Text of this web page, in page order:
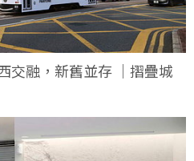
交融，新舊並存 ｜摺疊城